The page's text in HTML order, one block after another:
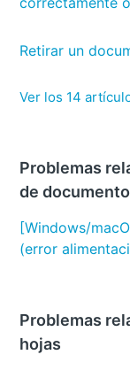
Retirar un
Ver los 14
Problemas
de
[Windows/
(error
Problemas
hojas